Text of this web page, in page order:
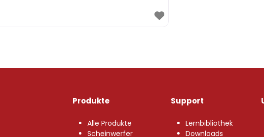
Produkte
Alle Produkte
Scheinwerfer
Support
Lernbibliothek
Downloads